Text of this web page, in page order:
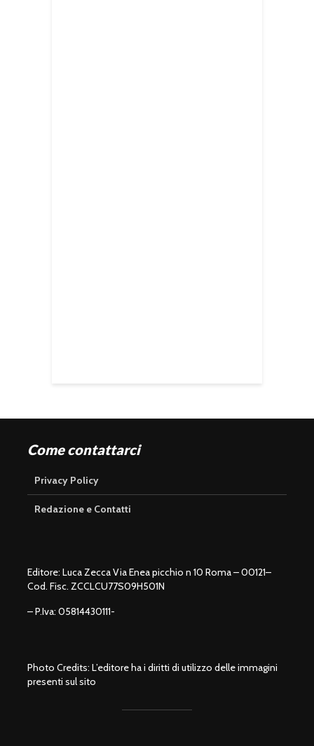
Come contattarci
Privacy Policy
Redazione e Contatti
Editore: Luca Zecca Via Enea picchio n 10 Roma – 00121–
Cod. Fisc. ZCCLCU77S09H501N
– P.Iva: 05814430111-
Photo Credits: L’editore ha i diritti di utilizzo delle immagini
presenti sul sito